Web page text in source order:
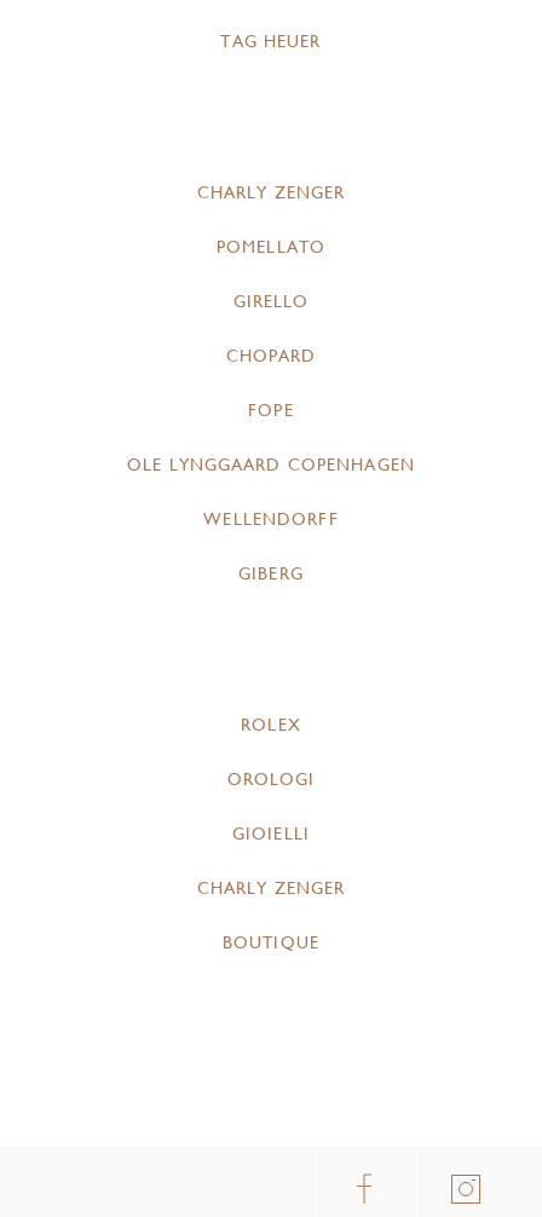
TAG HEUER
CHARLY ZENGER
POMELLATO
GIRELLO
CHOPARD
FOPE
OLE LYNGGAARD COPENHAGEN
WELLENDORFF
GIBERG
ROLEX
OROLOGI
GIOIELLI
CHARLY ZENGER
BOUTIQUE